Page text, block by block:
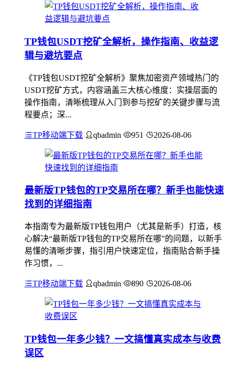
TP钱包USDT挖矿全解析，操作指南、收益逻
辑与避坑要点
《TP钱包USDT挖矿全解析》聚焦加密资产领域热门的
USDT挖矿方式，内容涵盖三大核心维度：实操层面的
操作指南，清晰梳理从入门到参与挖矿的关键步骤与流
程要点；深...
TP移动端下载 qbadmin 951 2026-08-06
最新版TP钱包的TP交易所在哪？新手也能快速
找到的详细指南
本指南专为最新版TP钱包用户（尤其是新手）打造，核
心解决“最新版TP钱包的TP交易所在哪”的问题，以新手
易懂的清晰步骤，指引用户快速定位，指南贴合新手操
作习惯，...
TP移动端下载 qbadmin 890 2026-08-06
TP钱包一年多少钱？一文搞懂真实成本与收费
误区